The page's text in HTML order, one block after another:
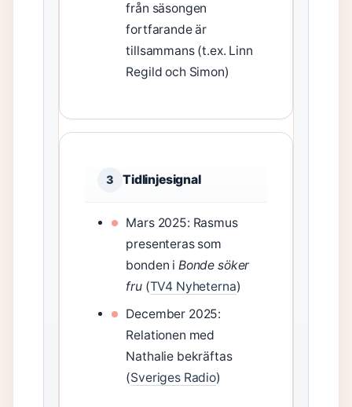
från säsongen
fortfarande är
tillsammans (t.ex. Linn
Regild och Simon)
3 Tidlinjesignal
Mars 2025: Rasmus
presenteras som
bonden i Bonde söker
fru(TV4 Nyheterna)
December 2025:
Relationen med
Nathalie bekräftas
(Sveriges Radio)